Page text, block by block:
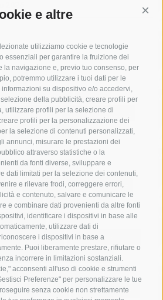
e altre
utilizziamo cookie e tecnologie
essenziali per garantire la fruizione dei
la navigazione e, previo tuo consenso, per
potremmo utilizzare i tuoi dati per le
su dispositivo e/o accedervi,
della pubblicità, creare profili per
utilizzare profili per la selezione di
profili per la personalizzazione dei
la selezione di contenuti personalizzati,
annunci, misurare le prestazioni dei
attraverso statistiche o la
da fonti diverse, sviluppare e
dati limitati per la selezione dei contenuti,
e rilevare frodi, correggere errori,
e contenuto, salvare e comunicare le
e combinare dati provenienti da altre fonti
identificare i dispositivi in base alle
utilizzare dati di
i dispositivi in base a
Puoi liberamente prestare, rifiutare o
incorrere in limitazioni sostanziali.
acconsenti all'uso di cookie e strumenti
Preferenze" per personalizzare le tue
senza cookie non strettamente
anas
campanella
arresto
di porto capri
carabinieri
circumvesuviana
contagi
19 eav
elezioni
gori guardia costiera
incidente
mare
massa lubrense
napoli
ordinanza
di sorrento
polizia municipale
Campania
sant'agnello
studenti temporali
treni
villa fiorentino vincenzo de luca